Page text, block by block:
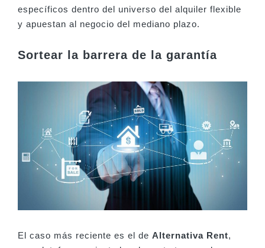
específicos dentro del universo del alquiler flexible
y apuestan al negocio del mediano plazo.
Sortear la barrera de la garantía
El caso más reciente es el de Alternativa Rent,